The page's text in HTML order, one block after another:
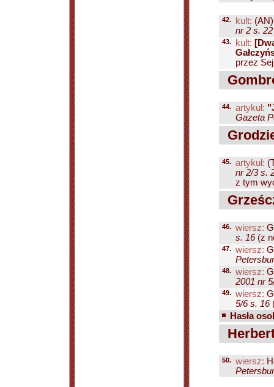
42. kult:
nr 2 s. 22
43. kult:
przez
44. artykuł:
Gazeta
45. artykuł:
nr 2/3 s.
z tym
46. wiersz:
s. 16(z
47. wiersz:
48. wiersz:
2001 nr
49. wiersz:
5/6 s. 16
Hasła
50. wiersz: